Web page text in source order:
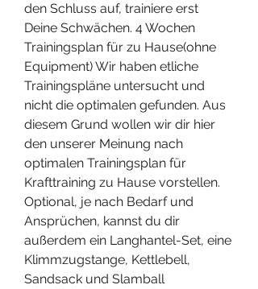
den Schluss auf, trainiere erst
Deine Schwächen. 4 Wochen
Trainingsplan für zu Hause(ohne
Equipment) Wir haben etliche
Trainingspläne untersucht und
nicht die optimalen gefunden. Aus
diesem Grund wollen wir dir hier
den unserer Meinung nach
optimalen Trainingsplan für
Krafttraining zu Hause vorstellen.
Optional, je nach Bedarf und
Ansprüchen, kannst du dir
außerdem ein Langhantel-Set, eine
Klimmzugstange, Kettlebell,
Sandsack und Slamball